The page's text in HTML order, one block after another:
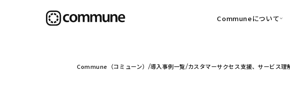
Communeについて
可視化
Commune（コミューン） 導入事例一覧 カスタマーサクセス支援、サービス